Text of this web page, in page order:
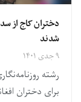
دختران کاج از
شدند
۹ جدی ۱۴۰۱
رشته
برای دختران